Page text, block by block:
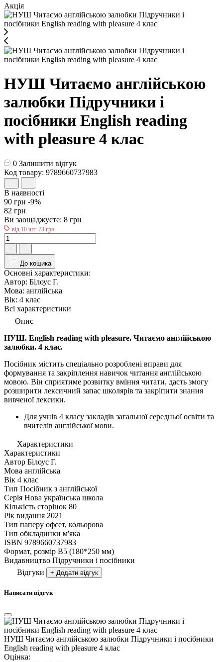
Акція
НУШ Читаємо англійською
залюбки Пiдручники i
посiбники English reading
with pleasure 4 клас
0 Залишити відгук
Код товару: 9789660737983
В наявності
90 грн -9%
82 грн
Ви заощаджуєте: 8 грн
від 10 шт: 73 грн
До кошика
Основні характеристики:
Автор: Білоус Г.
Мова: англійська
Вік: 4 клас
Всі характеристики
Опис
НУШ. English reading with pleasure. Читаємо англійською
залюбки. 4 клас.
Посібник містить спеціально розроблені вправи для
формування та закріплення навичок читання англійською
мовою. Він сприятиме розвитку вміння читати, дасть змогу
розширити лексичний запас школярів та закріпити знання
вивченої лексики.
Для учнів 4 класу закладів загальної середньої освіти та
вчителів англійської мови.
Характеристики
Характеристики
Автор Білоус Г.
Мова англійська
Вік 4 клас
Тип Посібник з англійської
Серія Нова українська школа
Кількість сторінок 80
Рік видання 2021
Тип паперу офсет, кольорова
Тип обкладинки м'яка
ISBN 9789660737983
Формат, розмір В5 (180*250 мм)
Видавництво Підручники і посібники
Відгуки
+ Додати відгук
Написати відгук
НУШ Читаємо англійською залюбки Пiдручники i посiбники
English reading with pleasure 4 клас
Оцінка: